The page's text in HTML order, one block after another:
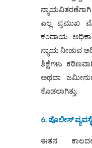
ನ್ಯಾಯವಿತರಣೆಗಾಗಿ
ಎಲ್ಲ ಪ್ರಮುಖ
ಕಂದಾಯ
ನ್ಯಾಯ ನೀಡುವ
ಶಿಕ್ಷೆಗಳು
ಅಥವಾ
ಕೊಡಲಾಗಿತ್ತು.
6. ಪೊಲೀಸ್ ವ್ಯವಸ್ಥೆ
ಈತನ